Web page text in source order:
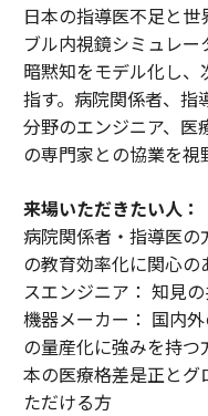
日本の指導医不足と
ブル内視鏡シミュレ
暗黙知をモデル化し
指す。病院関係者、指
分野のエンジニア、医
の専門家との協業を視
来場いただきたい人：
病院関係者・指導医
の教育効率化に関心の
スエンジニア： 知見
機器メーカー： 国内
の量産化に強みを持つ
本の医療格差是正と
ただける方